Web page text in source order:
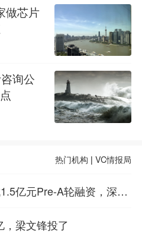
做芯片
询公
热门机构 |VC情报局
亿元Pre-A轮融资，深耕i
梁文锋投了